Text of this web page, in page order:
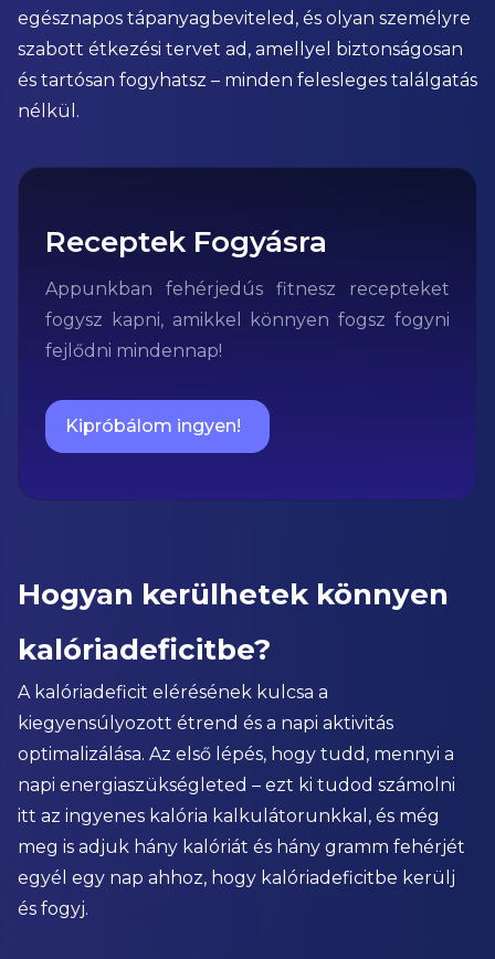
egésznapos tápanyagbeviteled, és olyan személyre
szabott étkezési tervet ad, amellyel biztonságosan
és tartósan fogyhatsz – minden felesleges találgatás
nélkül.
Receptek Fogyásra
Appunkban fehérjedús fitnesz recepteket
fogysz kapni, amikkel könnyen fogsz fogyni
fejlődni mindennap!
Kipróbálom ingyen!
Hogyan kerülhetek könnyen
kalóriadeficitbe?
A kalóriadeficit elérésének kulcsa a
kiegyensúlyozott étrend és a napi aktivitás
optimalizálása. Az első lépés, hogy tudd, mennyi a
napi energiaszükségleted – ezt ki tudod számolni
itt az ingyenes kalória kalkulátorunkkal, és még
meg is adjuk hány kalóriát és hány gramm fehérjét
egyél egy nap ahhoz, hogy kalóriadeficitbe kerülj
és fogyj.